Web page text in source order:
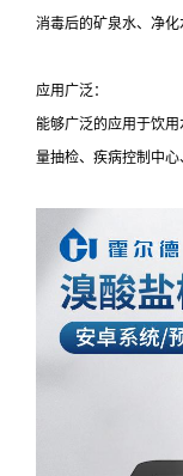
消毒后的矿泉水、净化
应用广泛：
能够广泛的应用于饮
量抽检、疾病控制中心